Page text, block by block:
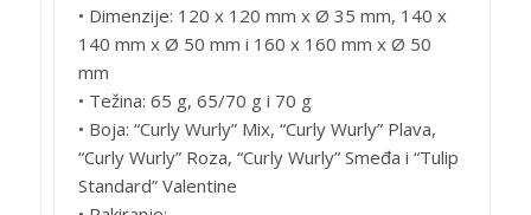
• Dimenzije: 120 x 120 mm x Ø 35 mm, 140 x
140 mm x Ø 50 mm i 160 x 160 mm x Ø 50
mm
• Težina: 65 g, 65/70 g i 70 g
• Boja: “Curly Wurly” Mix, “Curly Wurly” Plava,
“Curly Wurly” Roza, “Curly Wurly” Smeđa i “Tulip
Standard” Valentine